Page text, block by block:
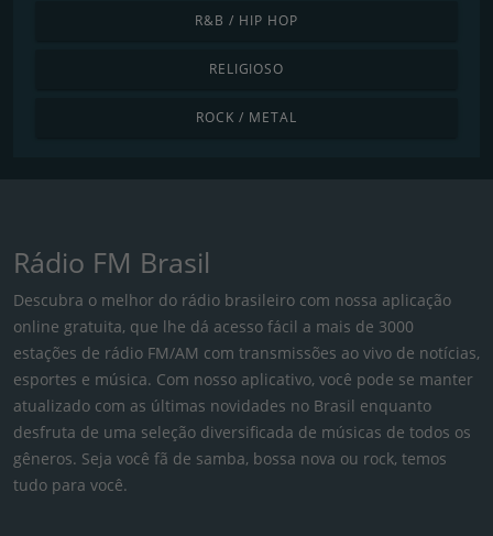
R&B / HIP HOP
RELIGIOSO
ROCK / METAL
Rádio FM Brasil
Descubra o melhor do rádio brasileiro com nossa aplicação
online gratuita, que lhe dá acesso fácil a mais de 3000
estações de rádio FM/AM com transmissões ao vivo de notícias,
esportes e música. Com nosso aplicativo, você pode se manter
atualizado com as últimas novidades no Brasil enquanto
desfruta de uma seleção diversificada de músicas de todos os
gêneros. Seja você fã de samba, bossa nova ou rock, temos
tudo para você.